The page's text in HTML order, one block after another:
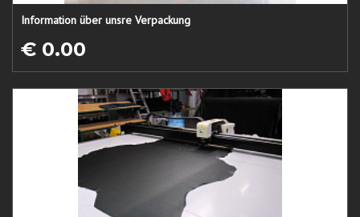
Information über unsre Verpackung
€ 0.00